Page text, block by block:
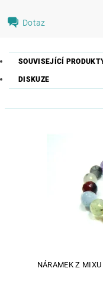
Dotaz
SOUVISEJÍCÍ
DISKUZE
NÁRAMEK Z